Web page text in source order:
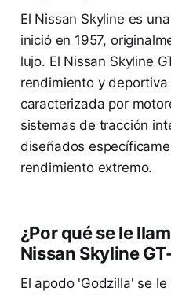
El Nissan Skyline es
inició en 1957,
lujo. El Nissan Skyline
rendimiento y
caracterizada por
sistemas de tracción
diseñados
rendimiento extremo.
¿Por qué se le
Nissan Skyline
El apodo 'Godzilla' se